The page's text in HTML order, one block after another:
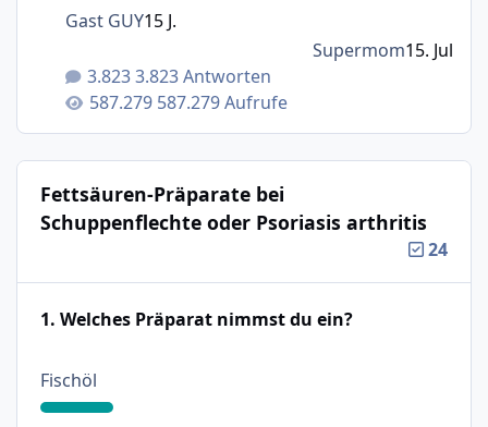
3.823 Antworten
587.279 Aufrufe
Gast GUY15 J.
Supermom15. Jul
Fettsäuren-Präparate bei
Schuppenflechte oder Psoriasis arthritis
24
1. Welches Präparat nimmst du ein?
Fischöl: 18%